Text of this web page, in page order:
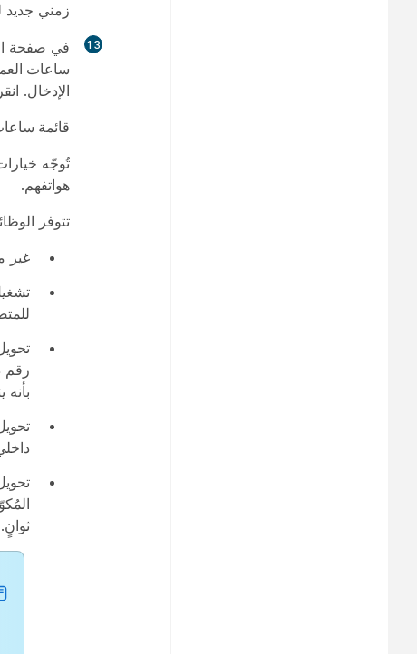
زمني جديد
13 في صفحة
ساعات
الإدخال.
قائمة
تُوجّه
هواتفهم.
تتوفر
غير
رقم
بأنه